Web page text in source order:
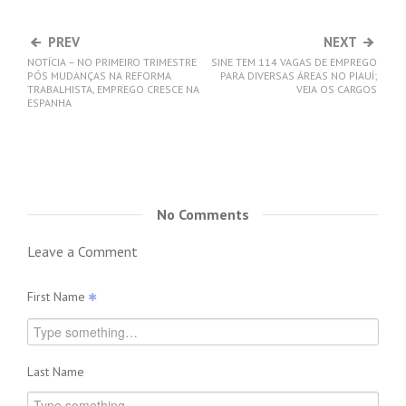
PREV
NOTÍCIA – NO PRIMEIRO TRIMESTRE
PÓS MUDANÇAS NA REFORMA
TRABALHISTA, EMPREGO CRESCE NA
ESPANHA
NEXT
SINE TEM 114 VAGAS DE EMPREGO
PARA DIVERSAS ÁREAS NO PIAUÍ;
VEJA OS CARGOS
No Comments
Leave a Comment
First Name
Last Name